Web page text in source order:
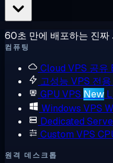
60초 만에 배포하는 진짜
컴퓨팅
Cloud VPS 공유
고성능 VPS 전
GPU VPS New
Windows VPS
Dedicated
Custom VPS
원격 데스크톱